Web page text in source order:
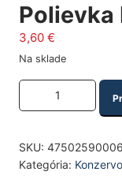
Polievka
3,60 €
Na sklade
Množstvo produktu
SKU:
Kategória: